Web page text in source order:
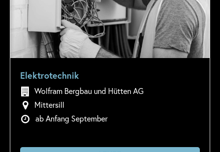
Elektrotechnik
Wolfram Bergbau und Hütten AG
Mittersill
ab Anfang September